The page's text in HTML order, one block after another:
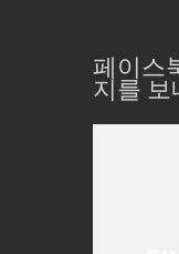
페이스
지를 보